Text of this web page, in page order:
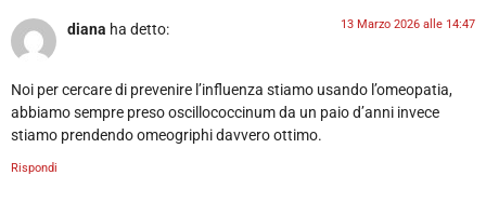
diana ha detto: 13 Marzo 2026 alle 14:47
Noi per cercare di prevenire l’influenza stiamo usando l’omeopatia,
abbiamo sempre preso oscillococcinum da un paio d’anni invece
stiamo prendendo omeogriphi davvero ottimo.
Rispondi